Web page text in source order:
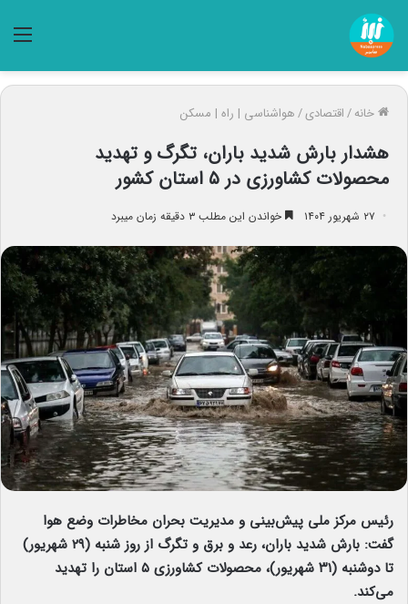
خانه/اقتصادی/هواشناسی | راه | مسکن
هشدار بارش شدید باران، تگرگ و تهدید
محصولات کشاورزی در ۵ استان کشور
۲۷ شهریور ۱۴۰۴ خواندن این مطلب ۳ دقیقه زمان میبرد
رئیس مرکز ملی پیش‌بینی و مدیریت بحران مخاطرات وضع هوا
گفت: بارش شدید باران، رعد و برق و تگرگ از روز شنبه (۲۹ شهریور)
تا دوشنبه (۳۱ شهریور)، محصولات کشاورزی ۵ استان را تهدید
می‌کند.